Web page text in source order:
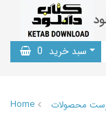
سبد خرید 0
Home
محصولات